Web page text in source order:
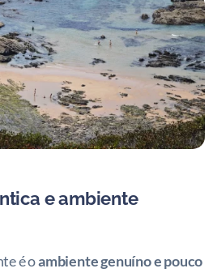
e ambiente
é oambiente genuíno e pouco